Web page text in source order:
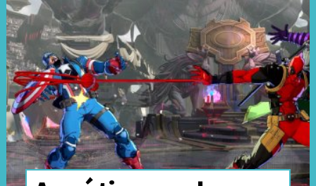
después puesto en libertad.El
actor no reaccionó
visiblemente al veredicto,
aparte de entrecerrar
ligeramente los ojos y arrugar
la frente, segúnThe New York
Times.